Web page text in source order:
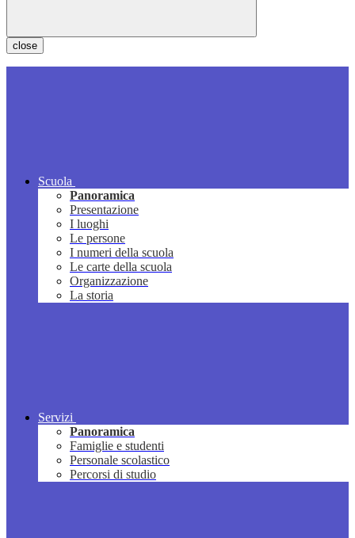
close
Scuola
Panoramica
Presentazione
I luoghi
Le persone
I numeri della scuola
Le carte della scuola
Organizzazione
La storia
Servizi
Panoramica
Famiglie e studenti
Personale scolastico
Percorsi di studio